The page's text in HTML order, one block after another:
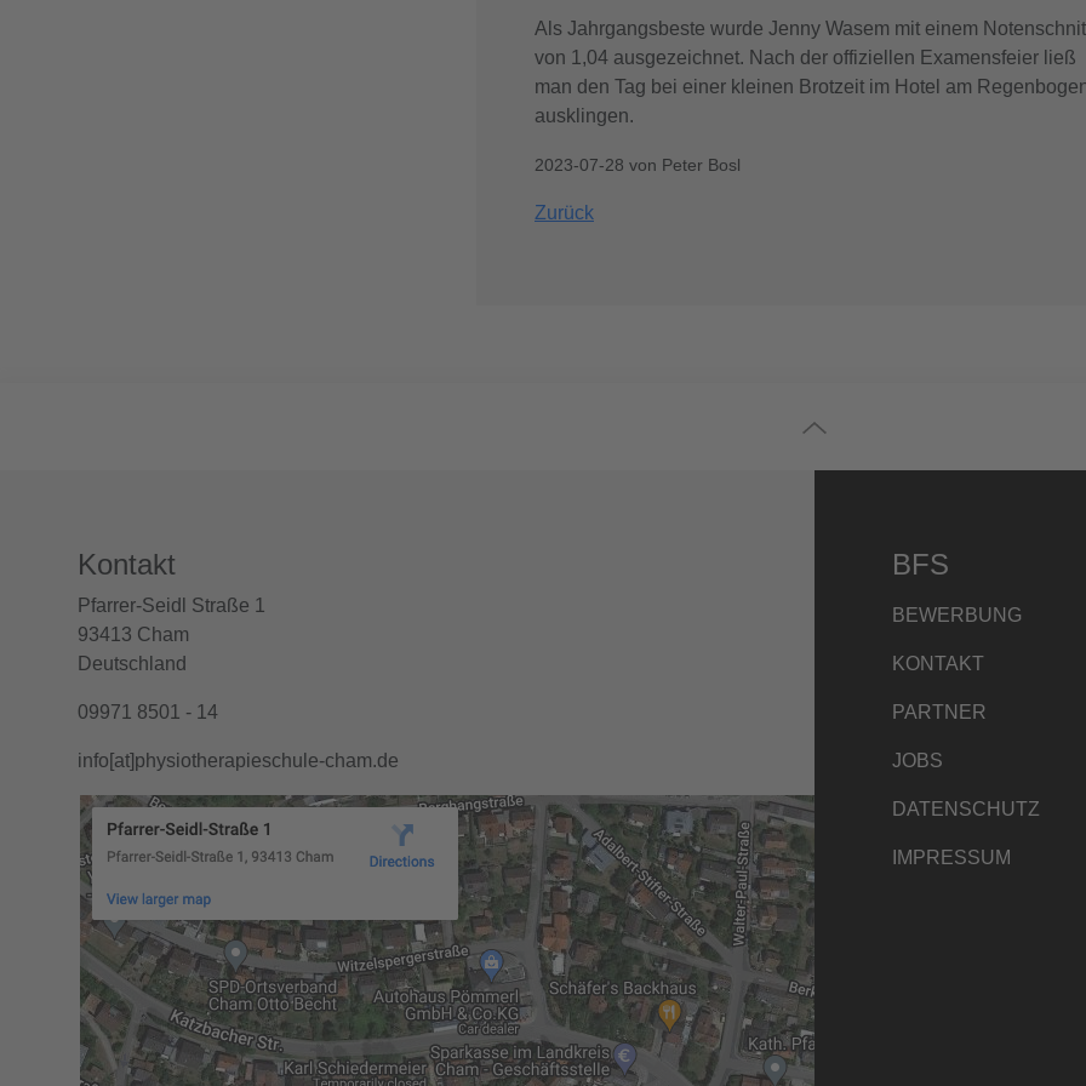
Als Jahrgangsbeste wurde Jenny Wasem mit einem
von 1,04 ausgezeichnet. Nach der offiziellen Examensfeier ließ
man den Tag bei einer kleinen Brotzeit im Hotel am
ausklingen.
2023-07-28 von Peter Bosl
Zurück
Kontakt
Pfarrer-Seidl Straße 1
93413 Cham
Deutschland
09971 8501 - 14
info[at]physiotherapieschule-cham.de
BFS
BEWERBUNG
KONTAKT
PARTNER
JOBS
DATENSCHUTZ
IMPRESSUM